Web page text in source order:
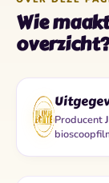
Wie
overzicht?
Producent